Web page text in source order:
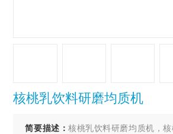
核桃乳饮料研磨均质机
简要描述：核桃乳饮料研磨均质机，